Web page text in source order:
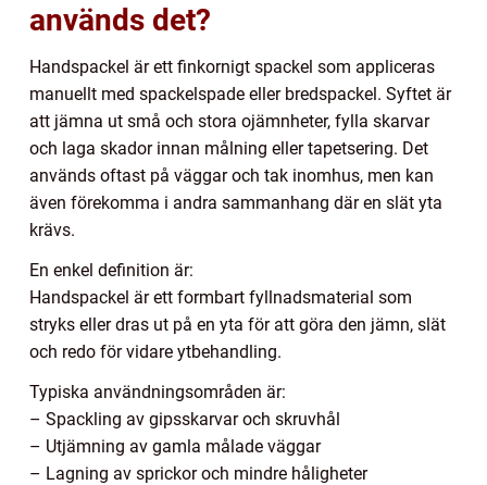
används det?
Handspackel är ett finkornigt spackel som appliceras
manuellt med spackelspade eller bredspackel. Syftet är
att jämna ut små och stora ojämnheter, fylla skarvar
och laga skador innan målning eller tapetsering. Det
används oftast på väggar och tak inomhus, men kan
även förekomma i andra sammanhang där en slät yta
krävs.
En enkel definition är:
Handspackel är ett formbart fyllnadsmaterial som
stryks eller dras ut på en yta för att göra den jämn, slät
och redo för vidare ytbehandling.
Typiska användningsområden är:
– Spackling av gipsskarvar och skruvhål
– Utjämning av gamla målade väggar
– Lagning av sprickor och mindre håligheter